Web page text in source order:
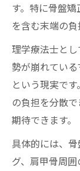
す。特に骨盤
を含む末端の負
理学療法士と
勢が崩れてい
という現実で
の負担を分散
期待できます。
具体的には、
グ、肩甲骨周